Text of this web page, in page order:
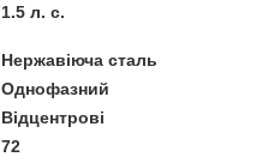
1.5 л. с.
Нержавіюча сталь
Однофазний
Відцентрові
72